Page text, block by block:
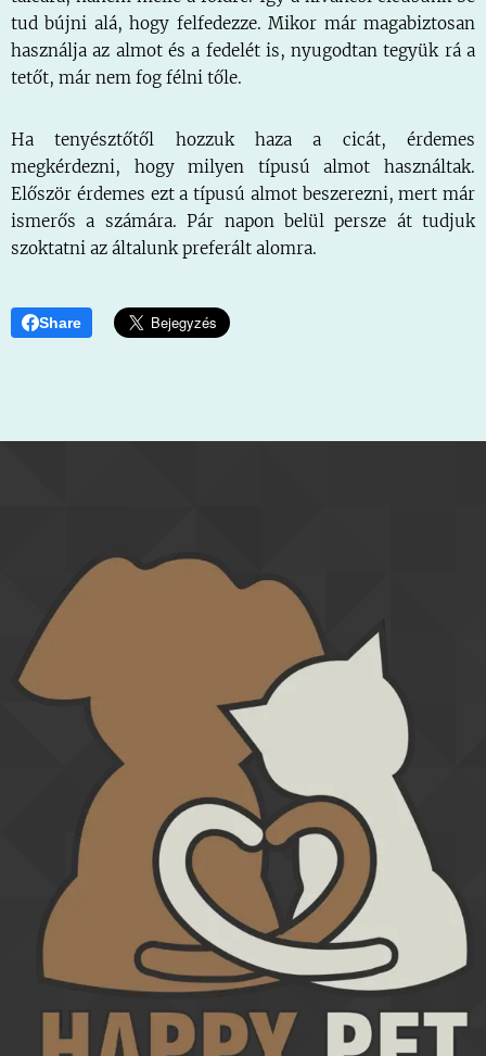
tud bújni alá, hogy felfedezze. Mikor már magabiztosan
használja az almot és a fedelét is, nyugodtan tegyük rá a
tetőt, már nem fog félni tőle.
Ha tenyésztőtől hozzuk haza a cicát, érdemes
megkérdezni, hogy milyen típusú almot használtak.
Először érdemes ezt a típusú almot beszerezni, mert már
ismerős a számára. Pár napon belül persze át tudjuk
szoktatni az általunk preferált alomra.
Share